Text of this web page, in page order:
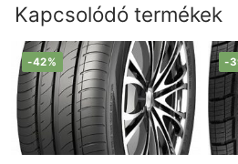
Kapcsolódó termékek
-42% -